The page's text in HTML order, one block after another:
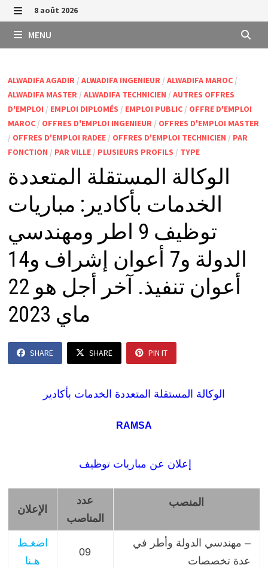
Passer
au
contenu
MENU
8 août 2026
MENU
ALWADIFA AGADIR/ ALWADIFA INGENIEUR/ ALWADIFA MAROC/
ALWADIFA MASTER/ ALWADIFA TECHNICIEN / AUTRES OFFRES
D'EMPLOI / EMPLOI DIPLOMÉS / EMPLOI PUBLIC/ OFFRE D'EMPLOI
MAROC/ OFFRES D'EMPLOI INGENIEUR/ OFFRES D'EMPLOI MASTER
/ OFFRES D'EMPLOI RADEE/ OFFRES D'EMPLOI TECHNICIEN / PAR
FONCTION / PAR VILLE/ PLUSIEURS PROFILS / TYPE
الوكالة المستقلة المتعددة
الخدمات بأكادير: مباريات
توظيف 9 اطر ومهندسي
الدولة و7 أعوان إشراف و14
أعوان تنفيذ. آخر أجل هو 22
ماي 2023
SHARE SHARE PIN IT
الوكالة المستقلة المتعددة الخدمات بأكادير
RAMSA
إعلان عن مباريات توظيف
الإعلان
عدد
المناصب
المنصب
اضغـط
هـنا
09
– مهندسي الدولة وأطر في
عدة تخصصات